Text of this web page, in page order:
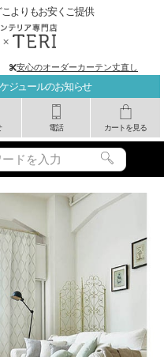
ジュールのお知らせ
電話 カートを見る
よりもお安くご提供
安心のオーダーカーテン丈直し